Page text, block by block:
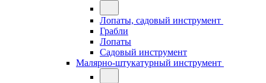
Лопаты, садовый инструмент
Грабли
Лопаты
Садовый инструмент
Малярно-штукатурный инструмент